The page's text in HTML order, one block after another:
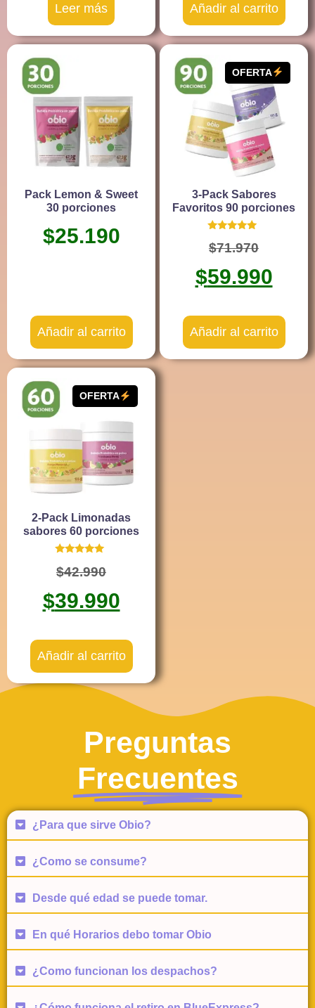
Leer más Añadir al carrito
Pack Lemon & Sweet
30 porciones
$25.190
Añadir al carrito
OFERTA
3-Pack Sabores
Favoritos 90 porciones
con
$71.970
$59.990
Añadir al carrito
OFERTA
2-Pack Limonadas
sabores 60 porciones
con
$42.990
$39.990
Añadir al carrito
Preguntas
Frecuentes
¿Para que sirve Obio?
¿Como se consume?
Desde qué edad se puede tomar.
En qué Horarios debo tomar Obio
¿Como funcionan los despachos?